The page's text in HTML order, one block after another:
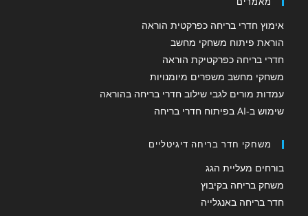
אימוץ חדרי בריחה כפרקטית הוראה
הוראת פיתוח משחקי מחשב
חדרי בריחה כפרקטיקת הוראה
משחקי מחשב משפרים מיומנויות
עמדות מורים לגבי שילוב חדרי בריחה בהוראה
שימוש ב-AI בפיתוח חדרי בריחה
משחקי חדר בריחה דיגיטליים
בורחים מעליית הגג
משחק בריחה בקיבוץ
חדר בריחה באנגלייה